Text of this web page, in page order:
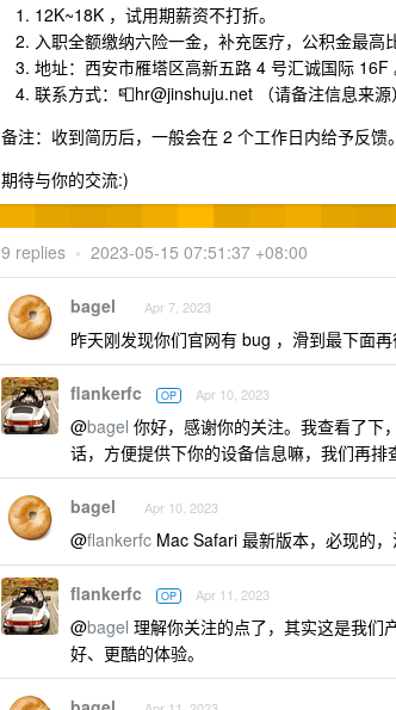
12K~18K ，试用期薪资不打折。
入职全额缴纳六险一金，补充医疗，公积金最高
地址：西安市雁塔区高新五路 4 号汇诚国际 16F
联系方式：📮hr@jinshuju.net （请备注信息来
备注：收到简历后，一般会在 2 个工作日内给予反馈。
期待与你的交流:)
9 replies • 2023-05-15 07:51:37 +08:00
bagel Apr 7, 2023
昨天刚发现你们官网有 bug ，滑到最下面再
flankerfc OP Apr 10, 2023
@bagel 你好，感谢你的关注。我查看了下
话，方便提供下你的设备信息嘛，我们再排
bagel Apr 10, 2023
@flankerfc Mac Safari 最新版本，必现的
flankerfc OP Apr 11, 2023
@bagel 理解你关注的点了，其实这是我们
好、更酷的体验。